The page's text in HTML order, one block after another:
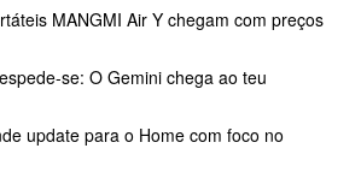
MANGMI Air Y chegam com preços
se: O Gemini chega ao teu
update para o Home com foco no